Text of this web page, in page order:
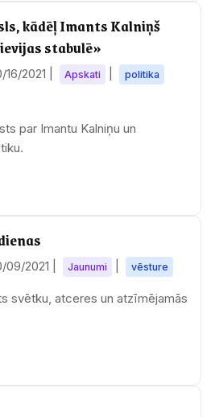
kādēļ Imants Kalniņš
stabulē»
16/2021 Apskati
politika
par Imantu Kalniņu un
09/2021 Jaunumi vēsture
svētku, atceres un atzīmējamās